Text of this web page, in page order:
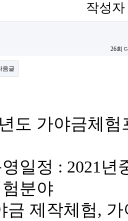
작성자
26회
음글
도 가야금체
일정 : 2021년
분야
금 제작체험,